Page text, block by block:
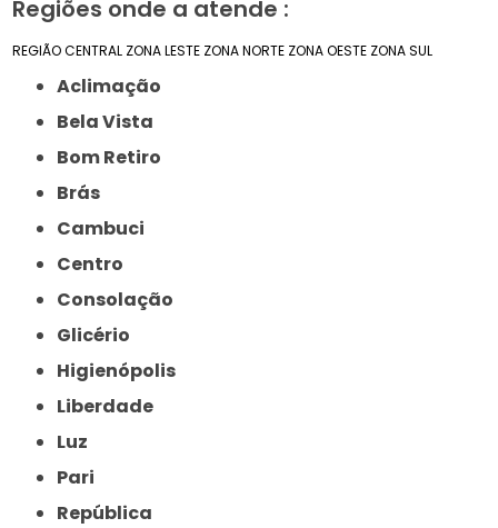
Regiões onde a atende :
REGIÃO CENTRAL ZONA LESTE ZONA NORTE ZONA OESTE ZONA SUL
Aclimação
Bela Vista
Bom Retiro
Brás
Cambuci
Centro
Consolação
Glicério
Higienópolis
Liberdade
Luz
Pari
República